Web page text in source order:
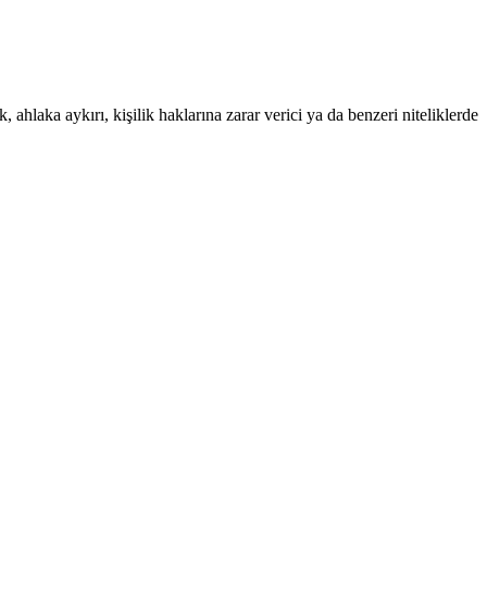
ahlaka aykırı, kişilik haklarına zarar verici ya da benzeri niteliklerde